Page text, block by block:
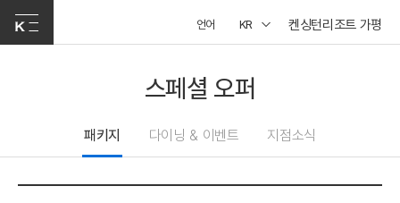
언어 KR 켄싱턴리조트 가평
스페셜 오퍼
패키지 다이닝 & 이벤트 지점소식